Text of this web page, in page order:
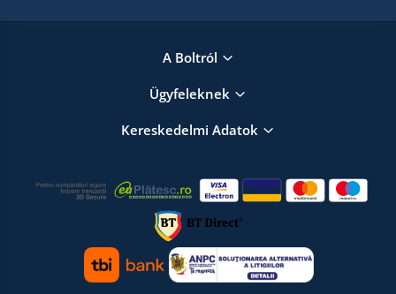
A Boltról
Ügyfeleknek
Kereskedelmi Adatok